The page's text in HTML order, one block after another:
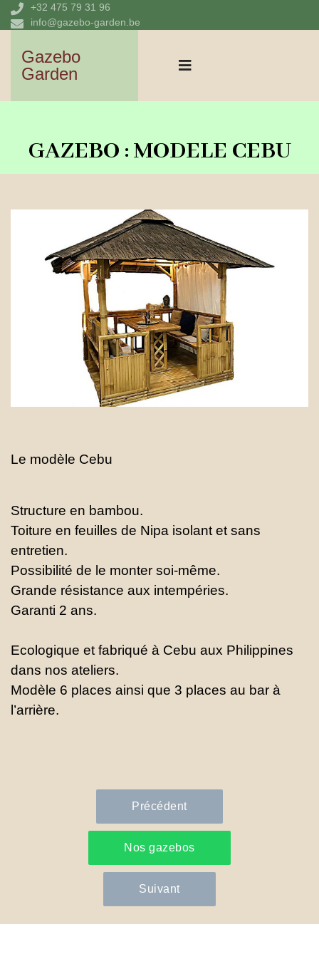
+32 475 79 31 96
info@gazebo-garden.be
Gazebo
Garden
GAZEBO : MODELE CEBU
Le modèle Cebu
Structure en bambou.
Toiture en feuilles de Nipa isolant et sans
entretien.
Possibilité de le monter soi-même.
Grande résistance aux intempéries.
Garanti 2 ans.
Ecologique et fabriqué à Cebu aux Philippines
dans nos ateliers.
Modèle 6 places ainsi que 3 places au bar à
l’arrière.
Précédent
Nos gazebos
Suivant